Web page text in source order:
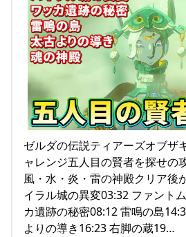
ゼルダの伝説ティアーズオブザ
ャレンジ五人目の賢者を探せの
風・水・炎・雷の神殿クリア後
イラル城の異変03:32 ファント
カ遺跡の秘密08:12 雷鳴の島
よりの導き16:23 右脚の蔵19…